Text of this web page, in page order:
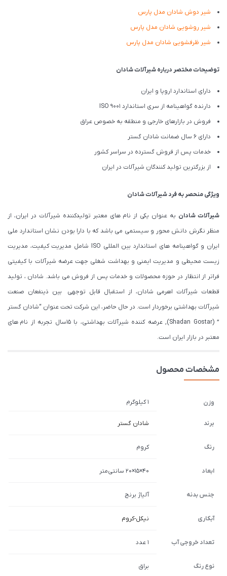
شیر دوش شادان مدل پارس
شیر روشویی شادان مدل پارس
شیر ظرفشویی شادان مدل پارس
توضیحات مختصر درباره شیرآلات شادان
دارای استاندارد اروپا و ایران
دارنده گواهینامه از سری استاندارد ISO 9001
فروش در بازارهای خارجی و منطقه به خصوص عراق
دارای 6 سال ضمانت شادان گستر
خدمات پس از فروش گسترده در سراسر کشور
از بزرگترین تولید کنندگان شیرآلات در ایران
ویژگی منحصر به فرد شیرآلات شادان
شیرآلات شادان به عنوان یکی از نام های معتبر تولیدکننده شیرآلات در ایران، از
منظر نگرش دانش محور و سیستمی می باشد که با دارا بودن نشان استاندارد ملی
ایران و گواهینامه های استاندارد بین المللی ISO شامل مدیریت کیفیت، مدیریت
زیست محیطی و مدیریت ایمنی و بهداشت شغلی جهت عرضه شیرآلات با کیفیتی
فراتر از انتظار در حوزه محصولات و خدمات پس از فروش می باشد. شادان ، تولید
قطعات شیرآلات اهرمی شادان، از استقبال قابل توجهی بین ذینفعان صنعت
شیرآلات بهداشتی برخوردار است. در حال حاضر، این شرکت تحت عنوان “شادان گستر
” (Shadan Gostar), عرضه کننده شیرآلات بهداشتی، با ۱۵سال تجربه از نام های
معتبر در بازار ایران است.
مشخصات محصول
وزن 1 کیلوگرم
برند شادان گستر
رنگ کروم
ابعاد 40×15×20 سانتی‌متر
جنس بدنه آلیاژ برنج
آبکاری نیکل-کروم
تعداد خروجی آب 1 عدد
نوع رنگ براق